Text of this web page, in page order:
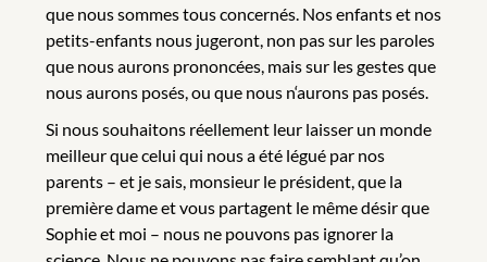
que nous sommes tous concernés. Nos enfants et nos
petits-enfants nous jugeront, non pas sur les paroles
que nous aurons prononcées, mais sur les gestes que
nous aurons posés, ou que nous n‘aurons pas posés.
Si nous souhaitons réellement leur laisser un monde
meilleur que celui qui nous a été légué par nos
parents – et je sais, monsieur le président, que la
première dame et vous partagent le même désir que
Sophie et moi – nous ne pouvons pas ignorer la